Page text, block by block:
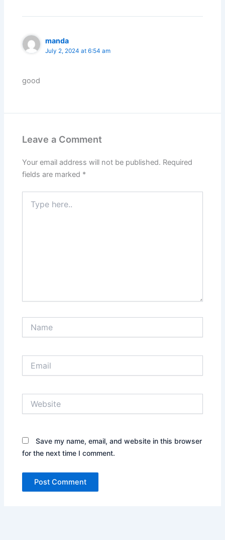
manda
July 2, 2024 at 6:54 am
good
Leave a Comment
Your email address will not be published. Required
fields are marked *
here..
Save my name, email, and website in this browser
for the next time I comment.